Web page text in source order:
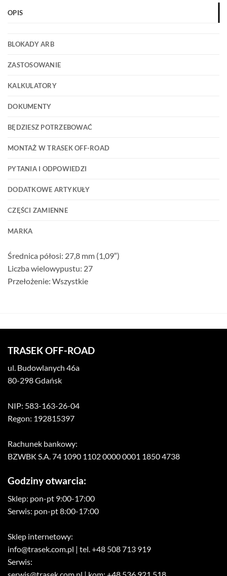
OPIS
BLOKADY ARB
ZASTOSOWANIE
KALKULATORY
DOKUMENTY
BĘDZIESZ POTRZEBOWAĆ
MONTAŻ W TRASEK OFF-ROAD
PYTANIA I ODPOWIEDZI
DODATKOWE ARTYKUŁY
CZĘŚCI ZAMIENNE
MARKA
Średnica półosi: 27,8 mm (1,09″)
Liczba wielowypustu: 27
Przełożenie: Wszystkie
TRASEK OFF-ROAD
ul. Budowlanych 46a
80-298 Gdańsk
NIP: 583-163-26-04
Regon: 192815397
Rachunek bankowy:
BZWBK S.A. 74 1090 1102 0000 0001 1850 4738
Godziny otwarcia:
Sklep: pon-pt 9:00-17:00
Serwis: pon-pt 8:00-17:00
Sklep internetowy:
info@trasek.com.pl | tel. +48 508 713 919
Serwis: